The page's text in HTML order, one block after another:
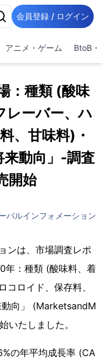
会員登録 / ログイン
アニメ・ゲーム BtoB・
：種類 (酸味
レーバー、ハ
、甘味料)・
来動向」-調査
開始
バルインフォメーション
ンは、市場調査レポ
年：種類 (酸味料、着
ロイド、保存料、
向」 (MarketsandM
いたしました。
の年平均成長率 (CA